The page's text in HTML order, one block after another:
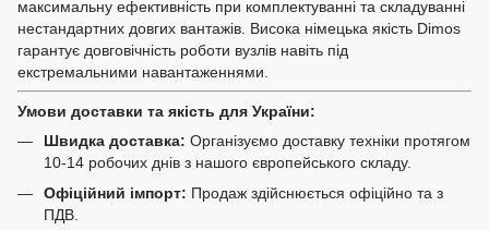
максимальну ефективність при комплектуванні та складуванні
нестандартних довгих вантажів. Висока німецька якість Dimos
гарантує довговічність роботи вузлів навіть під
екстремальними навантаженнями.
Умови доставки та якість для України:
Швидка доставка: Організуємо доставку техніки протягом
10-14 робочих днів з нашого європейського складу.
Офіційний імпорт: Продаж здійснюється офіційно та з
ПДВ.